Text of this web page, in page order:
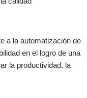
a la automatización de
en el logro de una
la productividad, la